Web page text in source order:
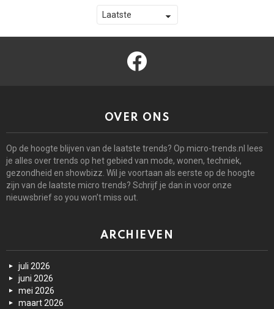
facebook
OVER ONS
Op de hoogte blijven van de laatste trends? Op micro-trends.nl lees
je alles over trends op het gebied van mode, wonen, techniek,
gezondheid en showbizz. Wil je voortaan als eerste op de hoogte
zijn van de laatste micro trends? Schrijf je dan in voor onze
nieuwsbrief so you won’t miss out.
ARCHIEVEN
juli 2026
juni 2026
mei 2026
maart 2026